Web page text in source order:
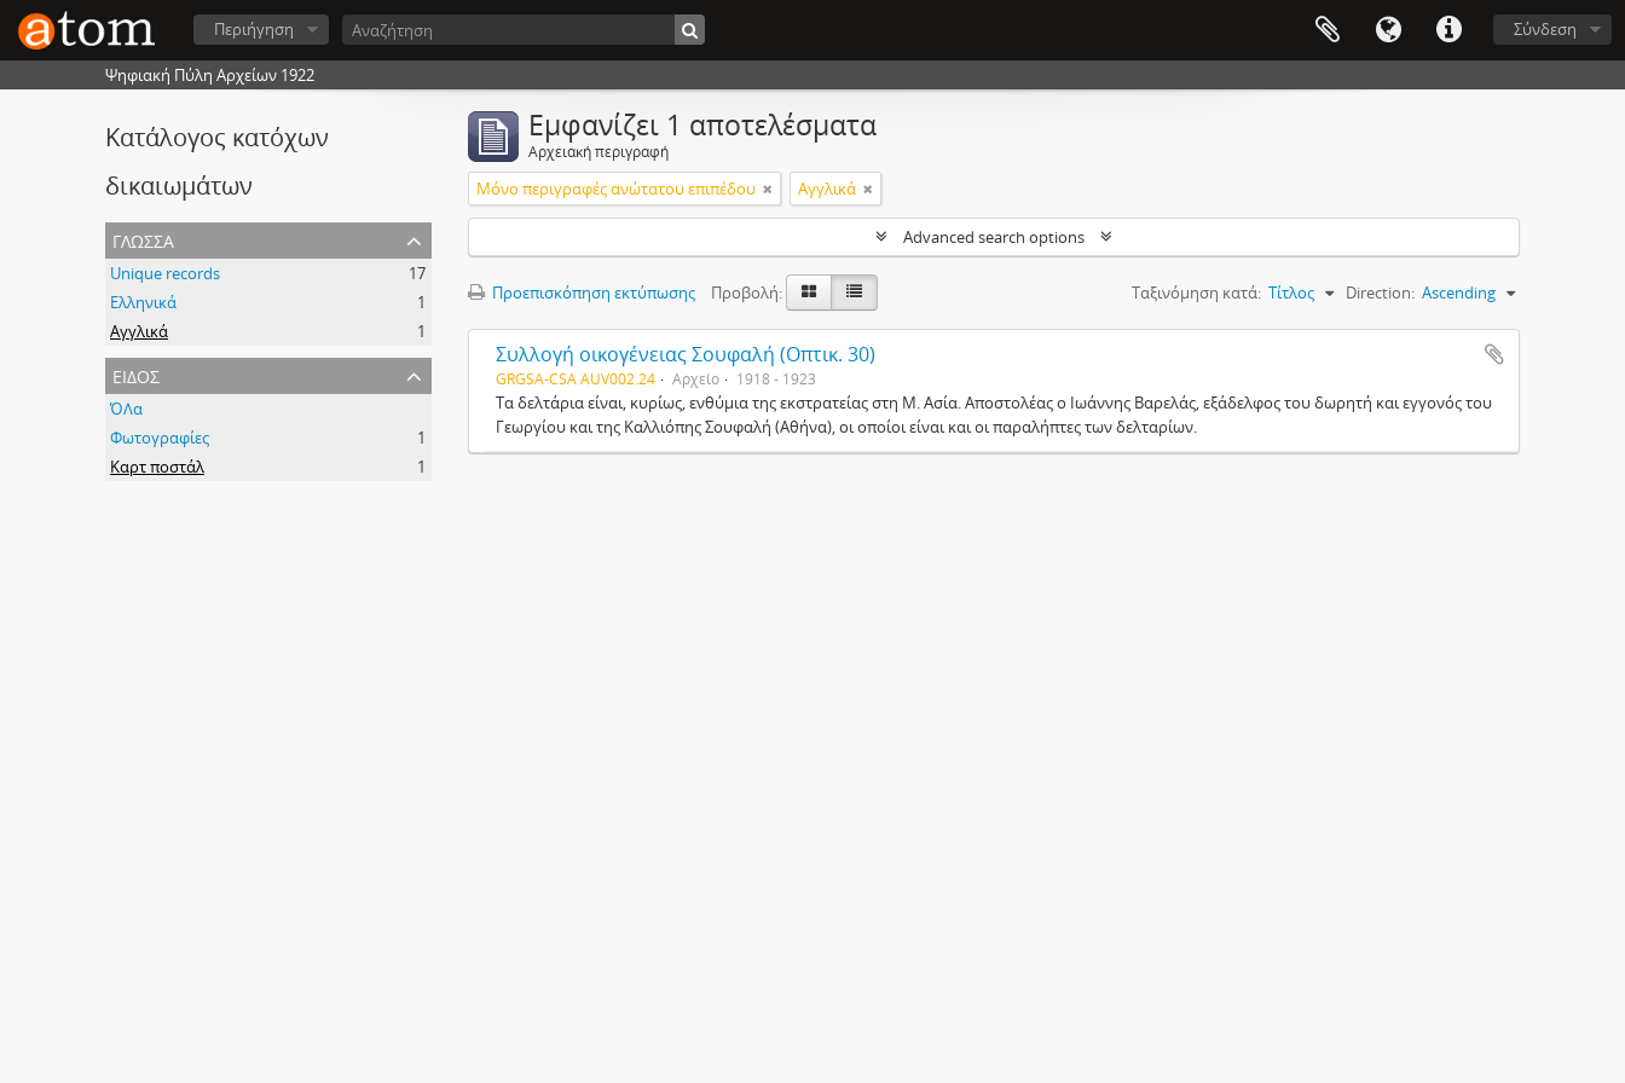
Σύνδεση
Περιήγηση
Ψηφιακή Πύλη Αρχείων 1922
Κατάλογος κατόχων
δικαιωμάτων
γλώσσα
Unique records
17
Ελληνικά
1
Αγγλικά
1
είδος
ΌΛα
Φωτογραφίες
1
Καρτ ποστάλ
1
Εμφανίζει 1 αποτελέσματα
Αρχειακή περιγραφή
Μόνο περιγραφές ανώτατου επιπέδου Αγγλικά
Advanced search options
Προεπισκόπηση εκτύπωσης Προβολή: Ταξινόμηση κατά: Τίτλος Direction: Ascending
Συλλογή οικογένειας Σουφαλή (Οπτικ. 30)
GRGSA-CSA AUV002.24 Αρχείο 1918 - 1923
Τα δελτάρια είναι, κυρίως, ενθύμια της εκστρατείας στη Μ. Ασία. Αποστολέας ο Ιωάννης Βαρελάς, εξάδελφος του δωρητή και εγγονός του
Γεωργίου και της Καλλιόπης Σουφαλή (Αθήνα), οι οποίοι είναι και οι παραλήπτες των δελταρίων.